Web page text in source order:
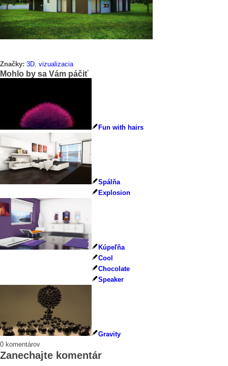
Značky: 3D, vizualizacia
Mohlo by sa Vám páčiť
Fun with hairs
Spálňa
Explosion
Kúpeľňa
Cool
Chocolate
Speaker
Gravity
0 komentárov
Zanechajte komentár